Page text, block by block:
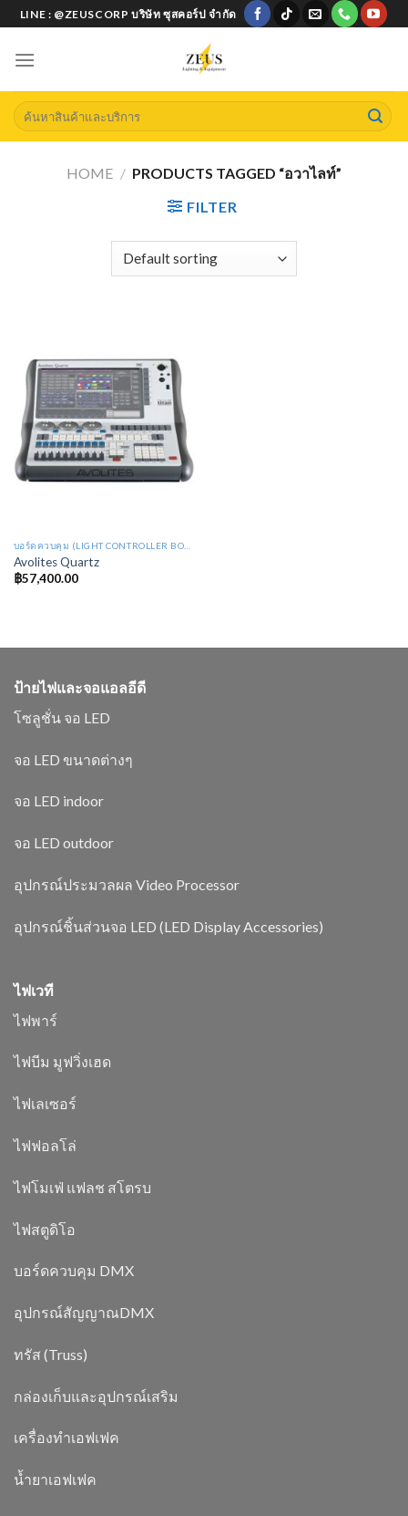
Skip
to
content
LINE : @ZEUSCORP บริษัท ซุสคอร์ป จำกัด
Search
for:
HOME / PRODUCTS TAGGED “อวาไลท์”
FILTER
Avolites Quartz
฿57,400.00
ป้ายไฟและจอแอลอีดี
โซลูชั่น จอ LED
จอ LED ขนาดต่างๆ
จอ LED indoor
จอ LED outdoor
อุปกรณ์ประมวลผล Video Processor
อุปกรณ์ชิ้นส่วนจอ LED (LED Display Accessories)
ไฟเวที
ไฟพาร์
ไฟบีม มูฟวิ่งเฮด
ไฟเลเซอร์
ไฟฟอลโล่
ไฟโมเฟ่ แฟลช สโตรบ
ไฟสตูดิโอ
บอร์ดควบคุม DMX
อุปกรณ์สัญญาณDMX
ทรัส (Truss)
กล่องเก็บและอุปกรณ์เสริม
เครื่องทำเอฟเฟค
น้ำยาเอฟเฟค